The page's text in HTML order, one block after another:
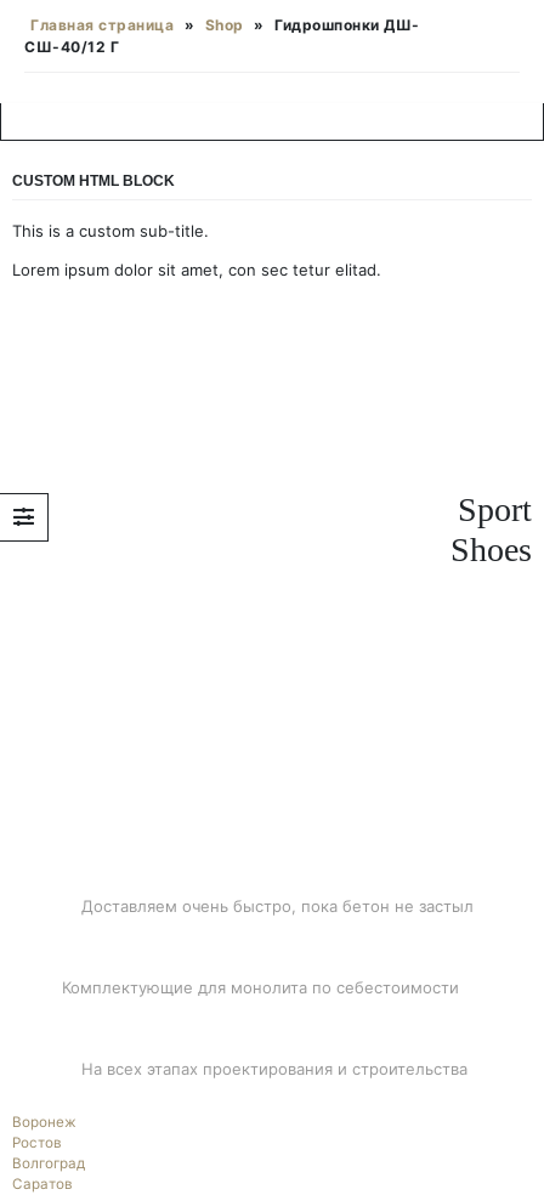
Главная страница » Shop »
Гидрошпонки ДШ-
СШ-40/12 Г
CUSTOM HTML BLOCK
This is a custom sub-title.
Lorem ipsum dolor sit amet, con sec tetur elitad.
Sport
Shoes
Доставляем очень быстро, пока бетон не застыл
Комплектующие для монолита по себестоимости
На всех этапах проектирования и строительства
Воронеж
Ростов
Волгоград
Саратов